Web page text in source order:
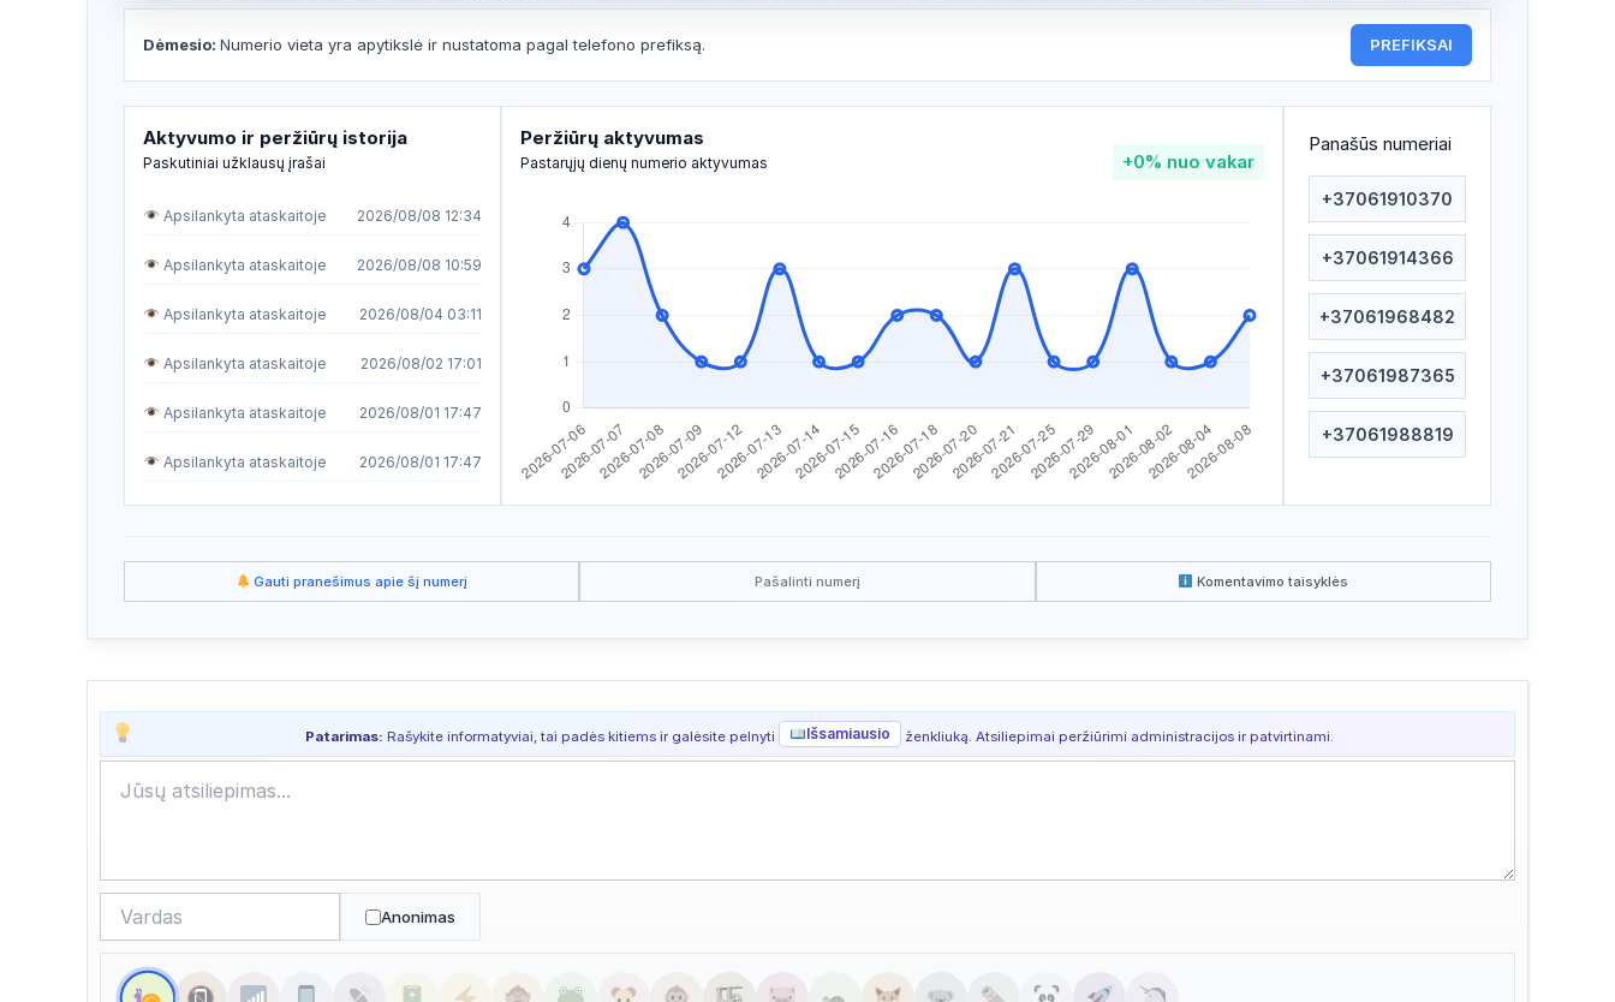
Dėmesio: Numerio vieta yra apytikslė ir nustatoma pagal telefono prefiksą. PREFIKSAI
Aktyvumo ir peržiūrų istorija
Paskutiniai užklausų įrašai
Apsilankyta ataskaitoje 2026/08/08 12:34
Apsilankyta ataskaitoje 2026/08/08 10:59
Apsilankyta ataskaitoje 2026/08/04 03:11
Apsilankyta ataskaitoje 2026/08/02 17:01
Apsilankyta ataskaitoje 2026/08/01 17:47
Apsilankyta ataskaitoje 2026/08/01 17:47
Apsilankyta ataskaitoje 2026/07/29 07:52
Apsilankyta ataskaitoje 2026/07/21 10:03
Apsilankyta ataskaitoje 2026/07/21 00:52
Apsilankyta ataskaitoje
Apsilankyta ataskaitoje 2026/07/18 03:49
Apsilankyta ataskaitoje 2026/07/16 23:55
Peržiūrų aktyvumas
Pastarųjų dienų numerio aktyvumas +0% nuo vakar
Panašūs numeriai
+37061910370
+37061914366
+37061968482
+37061987365
+37061988819
Gauti pranešimus apie šį numerį Pašalinti numerį Komentavimo taisyklės
Patarimas: Rašykite informatyviai, tai padės kitiems ir galėsite pelnyti Išsamiausio ženkliuką. Atsiliepimai peržiūrimi administracijos ir patvirtinami.
Anonimas